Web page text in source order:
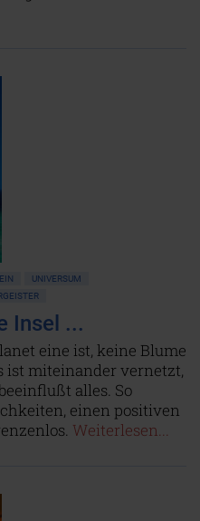
UNIVERSUM
Insel ...
eine ist, keine Blume
ist miteinander vernetzt,
alles. So
einen positiven
Weiterlesen...